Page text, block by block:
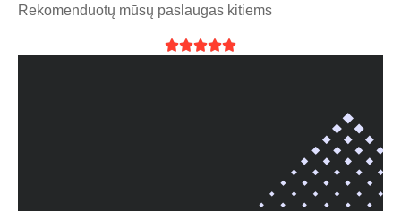
Rekomenduotų mūsų paslaugas kitiems
